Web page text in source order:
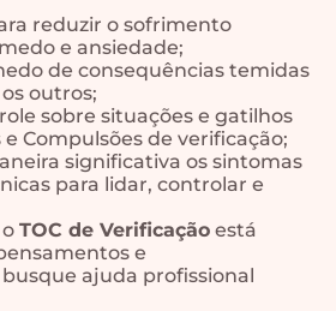
reduzir o sofrimento
e ansiedade;
de consequências temidas
outros;
sobre situações e gatilhos
e Compulsões de verificação;
significativa os sintomas
para lidar, controlar e
TOC de Verificaçãoestá
e
ajuda profissional